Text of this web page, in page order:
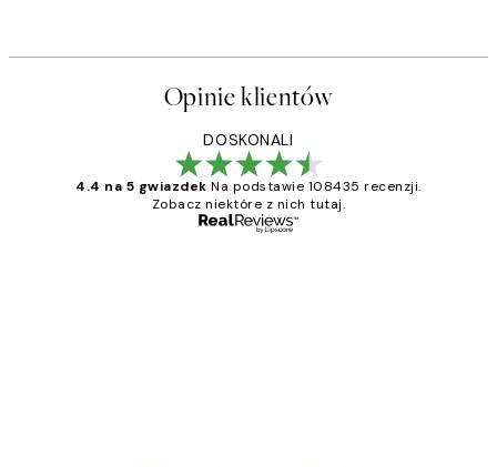
Opinie klientów
DOSKONALI
4.4 na 5 gwiazdek Na podstawie 108435 recenzji.
Zobacz niektóre z nich tutaj.